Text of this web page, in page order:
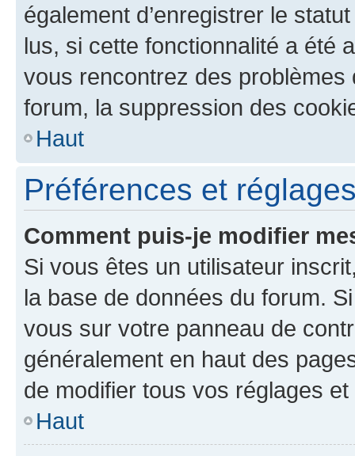
également d’enregistrer le
lus, si cette fonctionnalité a été
vous rencontrez des
forum, la suppression des
Haut
Préférences et
Comment puis-je modifier
Si vous êtes un utilisateur
la base de données du forum.
vous sur votre panneau de
généralement en haut des
de modifier tous vos réglages
Haut